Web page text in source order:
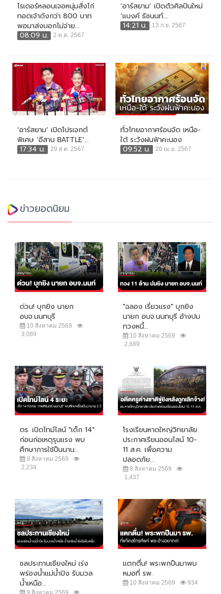
ไรเดอร์หลอนเจอหนุ่มสั่งไก่
ทอดเจ้าดังกว่า 800 บาท
พอมาส่งบอกไม่จ่าย...
08:09 น.
2 ต.ค. 2567
‘อาร์สยาม’ เปิดตัวศิลปินใหม่
‘แบงค์ ธัชนนท์...
14:21 น.
13 ก.ย. 2567
‘อาร์สยาม’ เปิดโปรเจกต์
พิเศษ ‘อีสาน BATTLE’...
17:34 น.
29 ส.ค. 2567
ทั่วไทยอากาศร้อนจัด เหนือ-
ใต้ ระวังฝนฟ้าคะนอง
09:52 น.
20 เม.ย. 2567
ข่าวยอดนิยม
ด่วน! บุกยิง นายก
อบจ.นนทบุรี
10 สิงหาคม 2569
3,089
"ฉลอง เรี่ยวแรง" บุกยิง
นายก อบจ.นนทบุรี อ้างปม
ทวงหนี้...
10 สิงหาคม 2569
2,689
ตร. เปิดไทม์ไลน์ "เด็ก 14"
ก่อนก่อเหตุรุนแรง พบ
ศึกษาการใช้ปืนนาน...
9 สิงหาคม 2569
2,234
โรงเรียนหาดใหญ่วิทยาลัย
ประกาศเรียนออนไลน์ 10-
11 ส.ค. เพื่อความ
ปลอดภัย...
8 สิงหาคม 2569
1,437
ชลประทานเชียงใหม่ เร่ง
พร่องน้ำแม่น้ำปิง รับมวล
น้ำเหนือ...
9 สิงหาคม 2569
แตกตื่น! พระพกปืนมาพบ
หมอที่ รพ.
10 สิงหาคม 2569 934